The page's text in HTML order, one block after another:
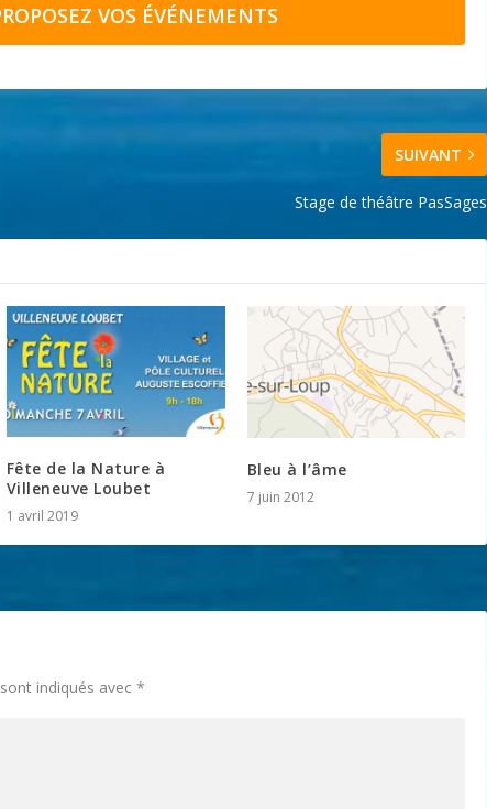
VOS ÉVÉNEMENTS
SUIVANT
Stage de théâtre PasSages
Fête de la Nature à
Villeneuve Loubet
1 avril 2019
Bleu à l’âme
7 juin 2012
indiqués avec*